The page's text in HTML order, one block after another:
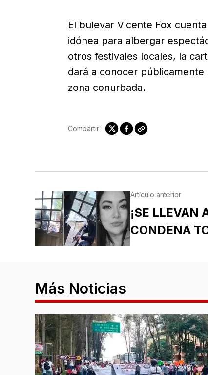
El bulevar Vicente Fox
idónea para albergar
otros festivales locales, la
dará a conocer públicamente
zona conurbada.
Compartir:
Artículo anterior
¡SE LLEVAN
CONDENA
Más Noticias